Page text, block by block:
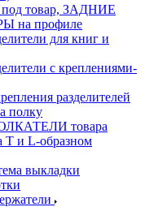
товар, ЗАДНИЕ
на профиле
для книг и
с креплениями-
разделителей
полку
товара
Т и L-образном
выкладки